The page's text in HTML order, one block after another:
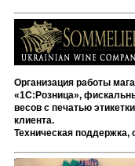
Организация работы
«1С:Розница»,
весов с печатью
клиента.
Техническая